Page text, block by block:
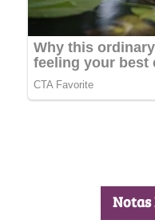
Notas